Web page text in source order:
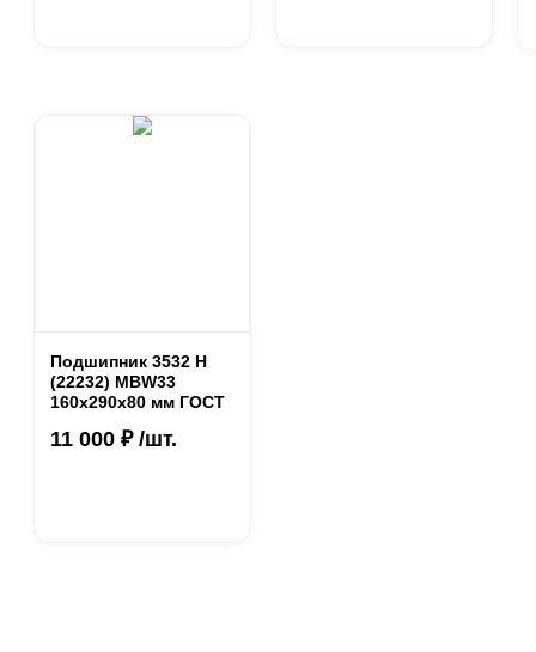
Подшипник 3532 Н
(22232) MBW33
160x290x80 мм ГОСТ
11 000 ₽ /шт.